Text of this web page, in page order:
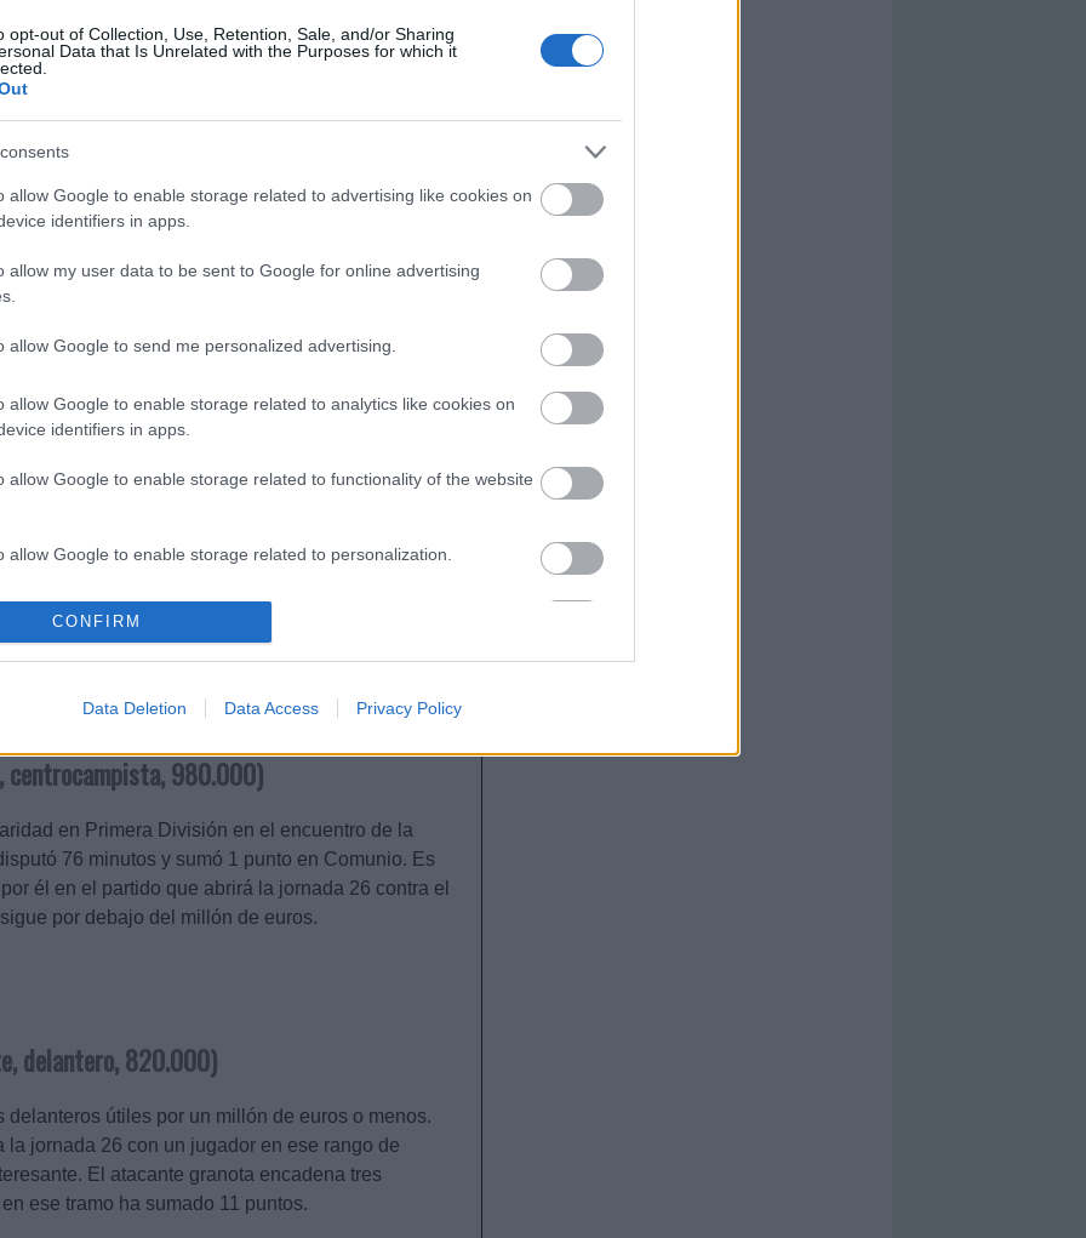
opt-out of Collection, Use, Retention, Sale, and/or Sharing
Data that Is Unrelated with the Purposes for which it
allow Google to enable storage related to advertising like cookies on
identifiers in apps.
allow my user data to be sent to Google for online advertising
allow Google to send me personalized advertising.
allow Google to enable storage related to analytics like cookies on
identifiers in apps.
allow Google to enable storage related to functionality of the website
allow Google to enable storage related to personalization.
allow Google to enable storage related to security, including
functionality and fraud prevention, and other user protection.
CONFIRM
Data Deletion Data Access Privacy Policy
de José Bordalás y tiene su titularidad
de la jornada 26 ante el Real Madrid, salvo
ha logrado 22 puntos en la segunda vuelta y
euros.
centrocampista, 870.000)
partido del Valencia ante el Villarreal y podría
frente a Osasuna. Guerra logró 5 puntos en la
últimas apariciones.
Youssef Enríquez
actuación de Youssef Enríquez. El futbolista
acumula dos titularidades consecutivas y puede ser
centrocampista, 980.000)
en Primera División en el encuentro de la
76 minutos y sumó 1 punto en Comunio. Es
él en el partido que abrirá la jornada 26 contra el
por debajo del millón de euros.
delantero, 820.000)
delanteros útiles por un millón de euros o menos.
jornada 26 con un jugador en ese rango de
El atacante granota encadena tres
ese tramo ha sumado 11 puntos.